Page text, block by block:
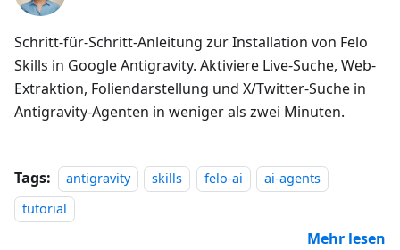
Schritt-für-Schritt-Anleitung zur Installation von Felo
Skills in Google Antigravity. Aktiviere Live-Suche, Web-
Extraktion, Foliendarstellung und X/Twitter-Suche in
Antigravity-Agenten in weniger als zwei Minuten.
Tags: antigravity skills felo-ai
ai-agents
tutorial
Mehr lesen